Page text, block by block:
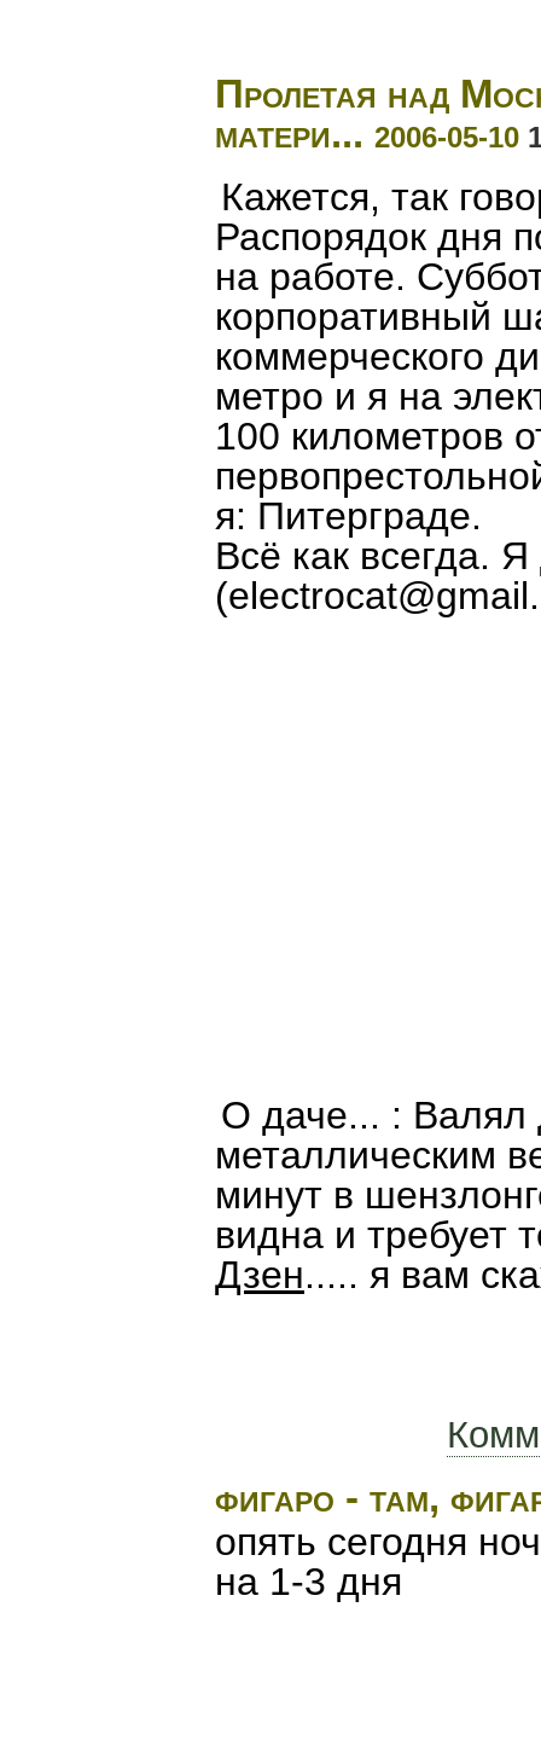
Пролетая над
матери... 2006-05-10
Кажется, так
Распорядок дня
на работе.
корпоративный
коммерческого
метро и я на
100 километров
я: Питерграде.
Всё как всегда.
О даче... : Валял
металлическим
минут в
видна и требует
Дзен..... я вам
фигаро - там,
опять сегодня
на 1-3 дня